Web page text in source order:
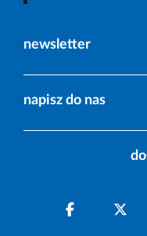
newsletter
napisz do nas